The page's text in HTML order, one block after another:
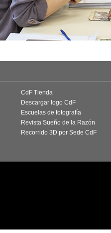
CdF Tienda
Descargar logo CdF
Escuelas de fotografía
Revista Sueño de la Razón
Recorrido 3D por Sede CdF